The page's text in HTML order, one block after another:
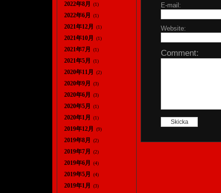
E-mail:
Website:
Comment:
2022年8月 (1)
2022年6月 (1)
2021年12月 (1)
2021年10月 (1)
2021年7月 (1)
2021年5月 (1)
2020年11月 (2)
2020年9月 (3)
2020年6月 (3)
2020年5月 (1)
2020年1月 (1)
2019年12月 (9)
2019年8月 (2)
2019年7月 (2)
2019年6月 (4)
2019年5月 (4)
2019年1月 (3)